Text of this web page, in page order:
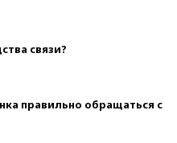
связи?
правильно обращаться с